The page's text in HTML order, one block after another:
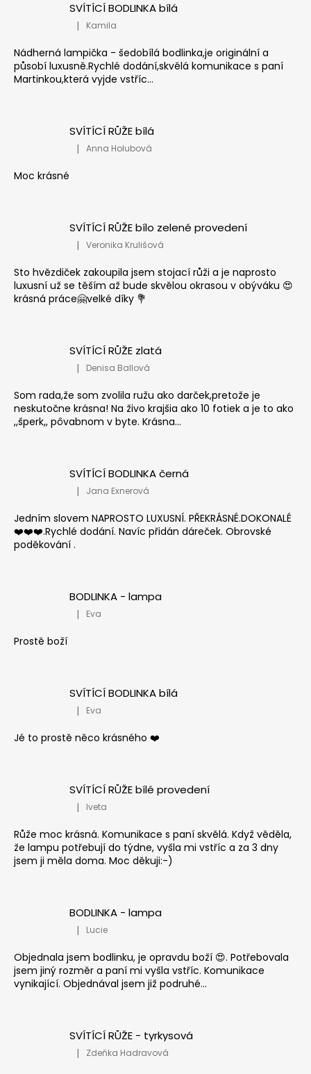
SVÍTÍCÍ BODLINKA bílá
Hodnocení produktu je 5 z 5 hvězdiček.
| Kamila
Nádherná lampička - šedobílá bodlinka,je originální a
působí luxusně.Rychlé dodání,skvělá komunikace s paní
Martinkou,která vyjde vstříc...
SVÍTÍCÍ RŮŽE bílá
Hodnocení produktu je 5 z 5 hvězdiček.
| Anna Holubová
Moc krásné
SVÍTÍCÍ RŮŽE bílo zelené provedení
Hodnocení produktu je 5 z 5 hvězdiček.
| Veronika Krulišová
Sto hvězdiček zakoupila jsem stojací růži a je naprosto
luxusní už se těším až bude skvělou okrasou v obýváku 😍
krásná práce🤗velké díky 💐
SVÍTÍCÍ RŮŽE zlatá
Hodnocení produktu je 5 z 5 hvězdiček.
| Denisa Ballová
Som rada,že som zvolila ružu ako darček,pretože je
neskutočne krásna! Na živo krajšia ako 10 fotiek a je to ako
,,šperk,, pôvabnom v byte. Krásna...
SVÍTÍCÍ BODLINKA černá
Hodnocení produktu je 5 z 5 hvězdiček.
| Jana Exnerová
Jedním slovem NAPROSTO LUXUSNÍ. PŘEKRÁSNÉ.DOKONALÉ
❤️❤️❤️.Rychlé dodání. Navíc přidán dáreček. Obrovské
poděkování .
BODLINKA - lampa
Hodnocení produktu je 5 z 5 hvězdiček.
| Eva
Prostě boží
SVÍTÍCÍ BODLINKA bílá
Hodnocení produktu je 5 z 5 hvězdiček.
| Eva
Jé to prostě něco krásného ❤️
SVÍTÍCÍ RŮŽE bílé provedení
Hodnocení produktu je 5 z 5 hvězdiček.
| Iveta
Růže moc krásná. Komunikace s paní skvělá. Když věděla,
že lampu potřebují do týdne, vyšla mi vstříc a za 3 dny
jsem ji měla doma. Moc děkuji:-)
BODLINKA - lampa
Hodnocení produktu je 5 z 5 hvězdiček.
| Lucie
Objednala jsem bodlinku, je opravdu boží 😍. Potřebovala
jsem jiný rozměr a paní mi vyšla vstříc. Komunikace
vynikající. Objednával jsem již podruhé...
SVÍTÍCÍ RŮŽE - tyrkysová
Hodnocení produktu je 5 z 5 hvězdiček.
| Zdeňka Hadravová